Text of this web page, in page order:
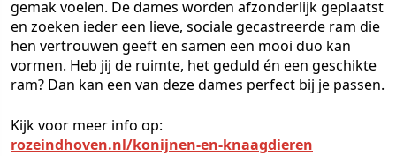
gemak voelen. De dames worden afzonderlijk geplaatst
en zoeken ieder een lieve, sociale gecastreerde ram die
hen vertrouwen geeft en samen een mooi duo kan
vormen. Heb jij de ruimte, het geduld én een geschikte
ram? Dan kan een van deze dames perfect bij je passen.
Kijk voor meer info op:
rozeindhoven.nl/konijnen-en-knaagdieren